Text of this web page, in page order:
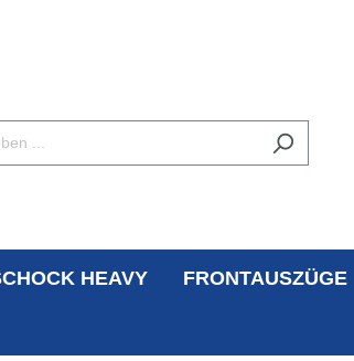
HEAVY FRONTAUSZÜGE